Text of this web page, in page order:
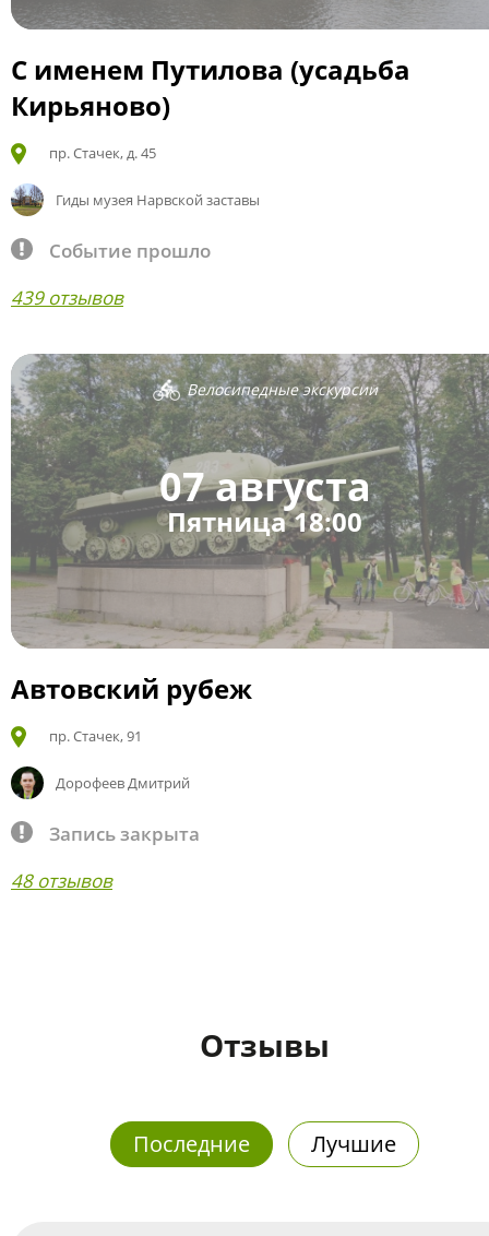
С именем Путилова (усадьба
Кирьяново)
пр. Стачек, д. 45
Гиды музея Нарвской заставы
Событие прошло
439 отзывов
Велосипедные экскурсии
07 августа
Пятница 18:00
Автовский рубеж
пр. Стачек, 91
Дорофеев Дмитрий
Запись закрыта
48 отзывов
Отзывы
Последние Лучшие